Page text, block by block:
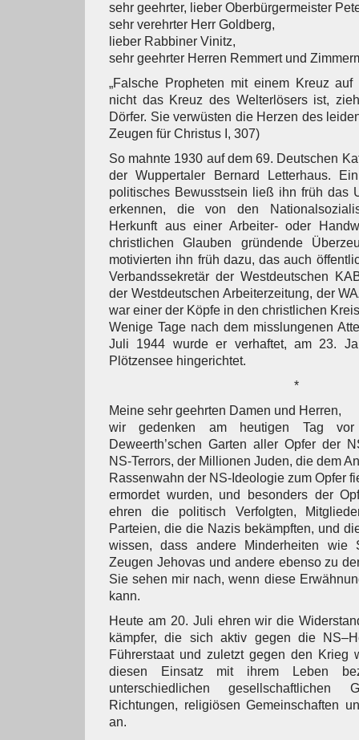
sehr geehrter, lieber Oberbürgermeister
sehr verehrter Herr Goldberg,
lieber Rabbiner Vinitz,
sehr geehrter Herren Remmert und
„Falsche Propheten mit einem Kreuz
nicht das Kreuz des Welterlösers ist,
Dörfer. Sie verwüsten die Herzen des
Zeugen für Christus I, 307)
So mahnte 1930 auf dem 69. Deutschen
der Wuppertaler Bernard Letterhaus.
politisches Bewusstsein ließ ihn früh das
erkennen, die von den
Herkunft aus einer Arbeiter- oder
christlichen Glauben gründende
motivierten ihn früh dazu, das auch
Verbandssekretär der Westdeutschen
der Westdeutschen Arbeiterzeitung, der
war einer der Köpfe in den christlichen
Wenige Tage nach dem misslungenen
Juli 1944 wurde er verhaftet, am 23.
Plötzensee hingerichtet.
*
Meine sehr geehrten Damen und Herren,
wir gedenken am heutigen Tag
Deweerth’schen Garten aller Opfer der
NS-Terrors, der Millionen Juden, die dem
Rassenwahn der NS-Ideologie zum Opfer
ermordet wurden, und besonders der
ehren die politisch Verfolgten,
Parteien, die die Nazis bekämpften, und
wissen, dass andere Minderheiten wie
Zeugen Jehovas und andere ebenso zu
Sie sehen mir nach, wenn diese
kann.
Heute am 20. Juli ehren wir die
kämpfer, die sich aktiv gegen die
Führerstaat und zuletzt gegen den Krieg
diesen Einsatz mit ihrem Leben
unterschiedlichen gesellschaftlichen
Richtungen, religiösen Gemeinschaften
an.